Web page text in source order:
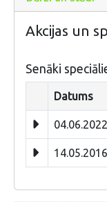
Akcijas un
Senāki
Datums
04.06.2022
14.05.2016